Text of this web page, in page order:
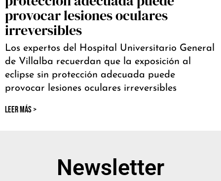
provocar lesiones oculares
irreversibles
Los expertos del Hospital Universitario General
de Villalba recuerdan que la exposición al
eclipse sin protección adecuada puede
provocar lesiones oculares irreversibles
LEER MÁS >
Newsletter